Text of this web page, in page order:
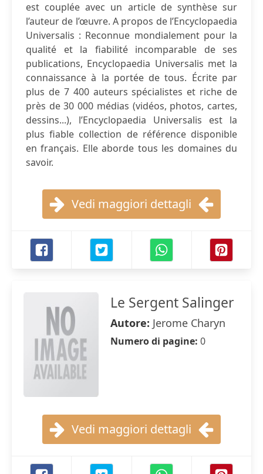
est couplée avec un article de synthèse sur
l’auteur de l’œuvre. A propos de l’Encyclopaedia
Universalis : Reconnue mondialement pour la
qualité et la fiabilité incomparable de ses
publications, Encyclopaedia Universalis met la
connaissance à la portée de tous. Écrite par
plus de 7 400 auteurs spécialistes et riche de
près de 30 000 médias (vidéos, photos, cartes,
dessins...), l’Encyclopaedia Universalis est la
plus fiable collection de référence disponible
en français. Elle aborde tous les domaines du
savoir.
Vedi maggiori dettagli
Le Sergent Salinger
Autore: Jerome Charyn
Numero di pagine: 0
Vedi maggiori dettagli